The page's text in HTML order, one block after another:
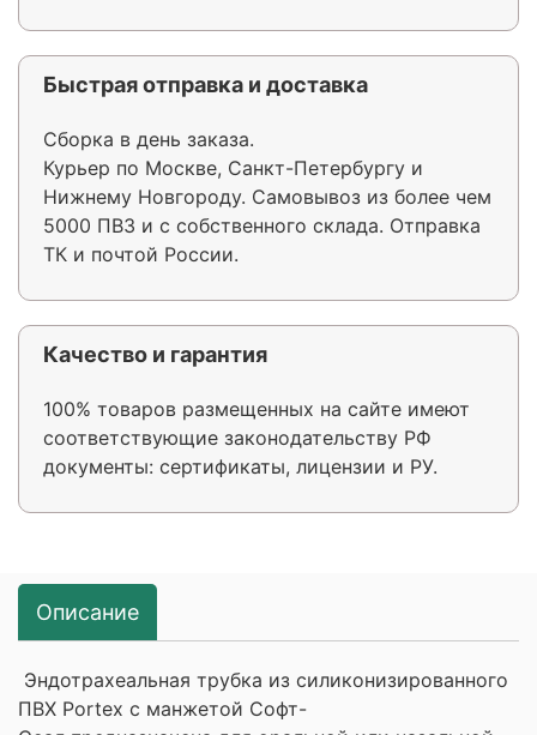
Быстрая отправка и доставка
Сборка в день заказа.
Курьер по Москве, Санкт-Петербургу и
Нижнему Новгороду. Самовывоз из более чем
5000 ПВЗ и с собственного склада. Отправка
ТК и почтой России.
Качество и гарантия
100% товаров размещенных на сайте имеют
соответствующие законодательству РФ
документы: сертификаты, лицензии и РУ.
Описание
Эндотрахеальная трубка из силиконизированного
ПВХ Portex с манжетой Софт-